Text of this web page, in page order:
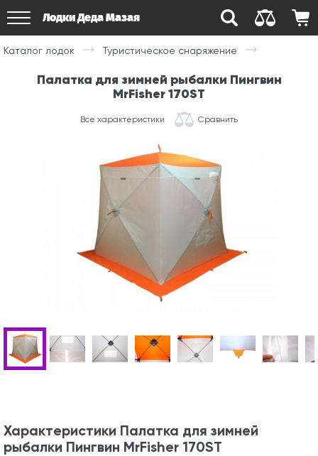
Лодки Деда Мазая
Каталог лодок Туристическое снаряжение
Палатка для зимней рыбалки Пингвин
MrFisher 170ST
Все характеристики Сравнить
Характеристики Палатка для зимней
рыбалки Пингвин MrFisher 170ST